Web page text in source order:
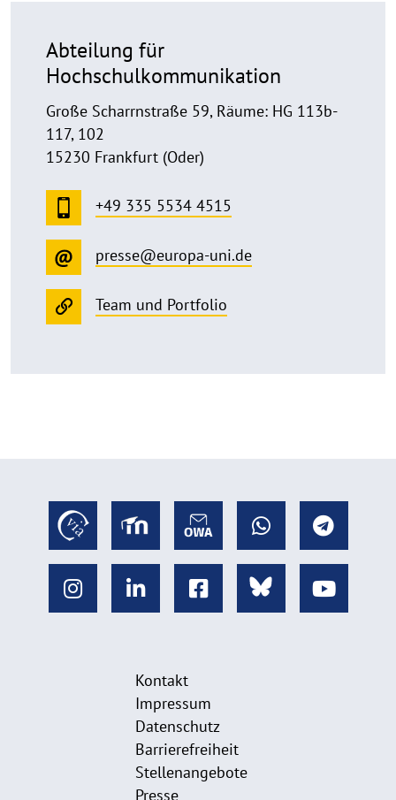
Abteilung für
Hochschulkommunikation
Große Scharrnstraße 59, Räume: HG 113b-
117, 102
15230 Frankfurt (Oder)
+49 335 5534 4515
presse@europa-uni.de
Team und Portfolio
Kontakt
Impressum
Datenschutz
Barrierefreiheit
Stellenangebote
Presse